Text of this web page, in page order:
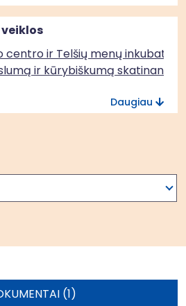
centro ir Telšių menų
ir kūrybiškumą
Daugiau
(1)